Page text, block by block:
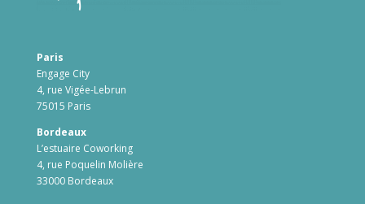
Paris
Engage City
4, rue Vigée-Lebrun
75015 Paris
Bordeaux
L’estuaire Coworking
4, rue Poquelin Molière
33000 Bordeaux